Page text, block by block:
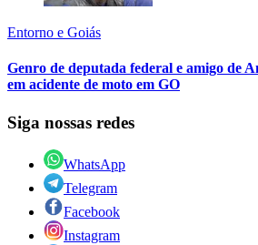
Entorno e Goiás
Genro de deputada federal e amigo de
em acidente de moto em GO
Siga nossas redes
WhatsApp
Telegram
Facebook
Instagram